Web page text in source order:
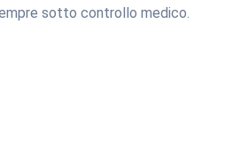
sotto controllo medico.